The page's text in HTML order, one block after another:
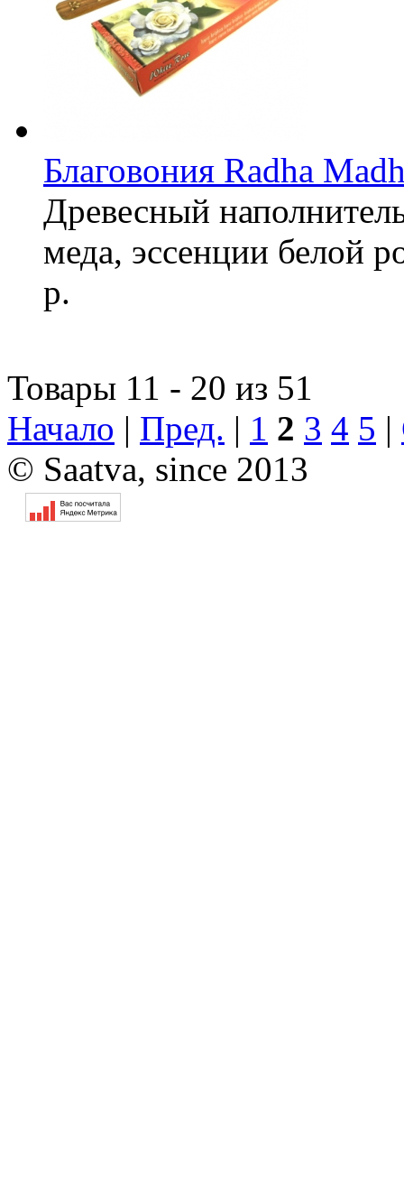
Благовония Radha
Древесный
меда, эссенции белой
р.
Товары 11 - 20 из 51
Начало | Пред. | 1 2 3 4 5 |
© Saatva, since 2013